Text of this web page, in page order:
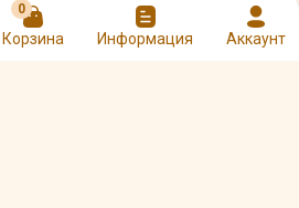
0
Корзина Информация Аккаунт